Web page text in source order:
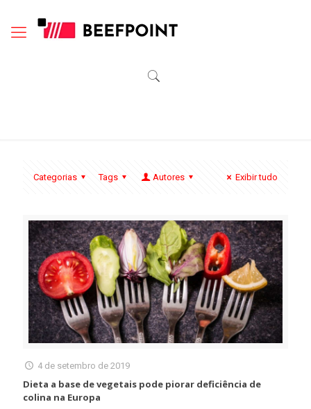
Categorias Tags Autores Exibir tudo
4 de setembro de 2019
Dieta a base de vegetais pode piorar deficiência de
colina na Europa